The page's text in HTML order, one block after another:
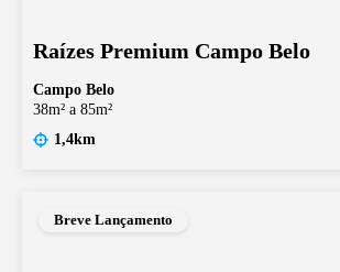
Raízes Premium Campo Belo
Campo Belo
38m² a 85m²
1,4km
Breve Lançamento